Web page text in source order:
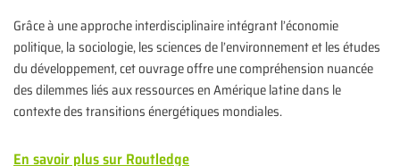
Grâce à une approche interdisciplinaire intégrant l’économie
politique, la sociologie, les sciences de l’environnement et les études
du développement, cet ouvrage offre une compréhension nuancée
des dilemmes liés aux ressources en Amérique latine dans le
contexte des transitions énergétiques mondiales.
En savoir plus sur Routledge